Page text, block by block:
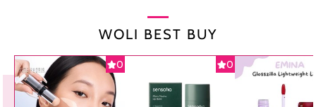
WOLI BEST BUY
0 0